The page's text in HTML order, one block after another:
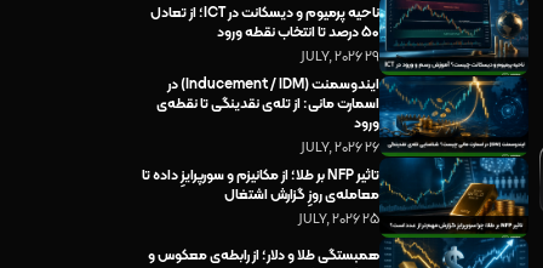
ناحیه پرمیوم و دیسکانت در ICT؛ از تعادل
۵۰ درصد تا انتخاب نقطه ورود
29 JULY, 2026
ایندوسمنت (Inducement / IDM) در
اسمارت مانی: از تله‌ی نقدینگی تا نقطه‌ی
ورود
26 JULY, 2026
تاثیر NFP بر طلا؛ از مکانیزم و سورپرایزِ داده تا
معامله‌ی روزِ گزارش اشتغال
25 JULY, 2026
همبستگی طلا و دلار؛ از رابطه‌ی معکوس و